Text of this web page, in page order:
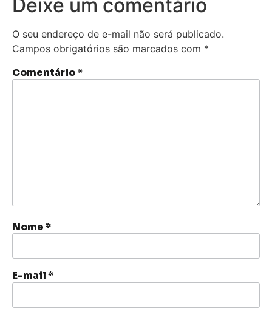
Deixe um comentário
O seu endereço de e-mail não será publicado.
Campos obrigatórios são marcados com *
Comentário*
Nome*
E-mail*